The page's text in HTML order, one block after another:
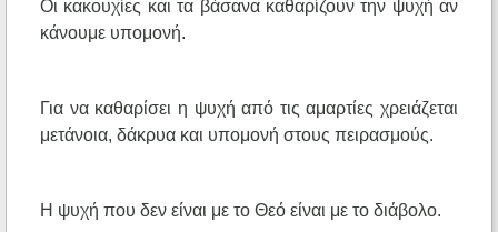
Οι κακουχίες και τα βάσανα καθαρίζουν την ψυχή αν
κάνουμε υπομονή.
Για να καθαρίσει η ψυχή από τις αμαρτίες χρειάζεται
μετάνοια, δάκρυα και υπομονή στους πειρασμούς.
Η ψυχή που δεν είναι με το Θεό είναι με το διάβολο.